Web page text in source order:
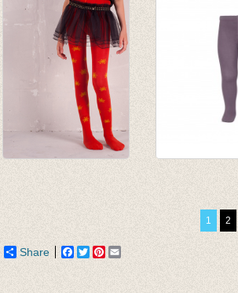
€ 12,95
van € 11,50
tot € 16,50
1 2
Share Facebook
TwitterPinterest